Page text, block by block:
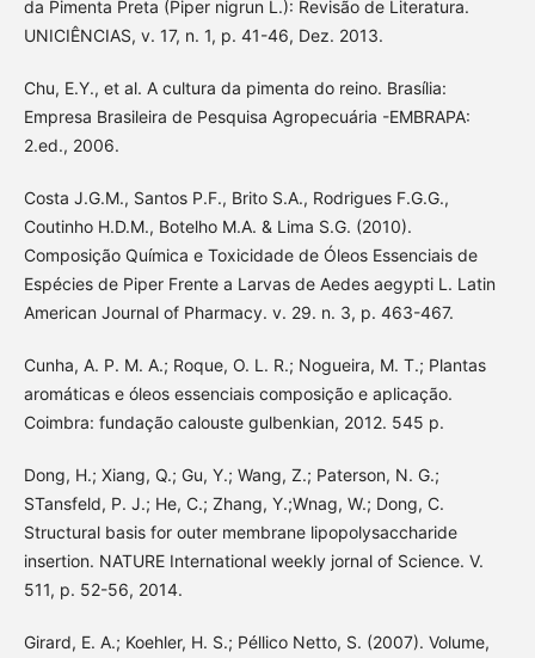
da Pimenta Preta (Piper nigrun L.): Revisão de Literatura.
UNICIÊNCIAS, v. 17, n. 1, p. 41-46, Dez. 2013.
Chu, E.Y., et al. A cultura da pimenta do reino. Brasília:
Empresa Brasileira de Pesquisa Agropecuária -EMBRAPA:
2.ed., 2006.
Costa J.G.M., Santos P.F., Brito S.A., Rodrigues F.G.G.,
Coutinho H.D.M., Botelho M.A. & Lima S.G. (2010).
Composição Química e Toxicidade de Óleos Essenciais de
Espécies de Piper Frente a Larvas de Aedes aegypti L. Latin
American Journal of Pharmacy. v. 29. n. 3, p. 463-467.
Cunha, A. P. M. A.; Roque, O. L. R.; Nogueira, M. T.; Plantas
aromáticas e óleos essenciais composição e aplicação.
Coimbra: fundação calouste gulbenkian, 2012. 545 p.
Dong, H.; Xiang, Q.; Gu, Y.; Wang, Z.; Paterson, N. G.;
STansfeld, P. J.; He, C.; Zhang, Y.;Wnag, W.; Dong, C.
Structural basis for outer membrane lipopolysaccharide
insertion. NATURE International weekly jornal of Science. V.
511, p. 52-56, 2014.
Girard, E. A.; Koehler, H. S.; Péllico Netto, S. (2007). Volume,